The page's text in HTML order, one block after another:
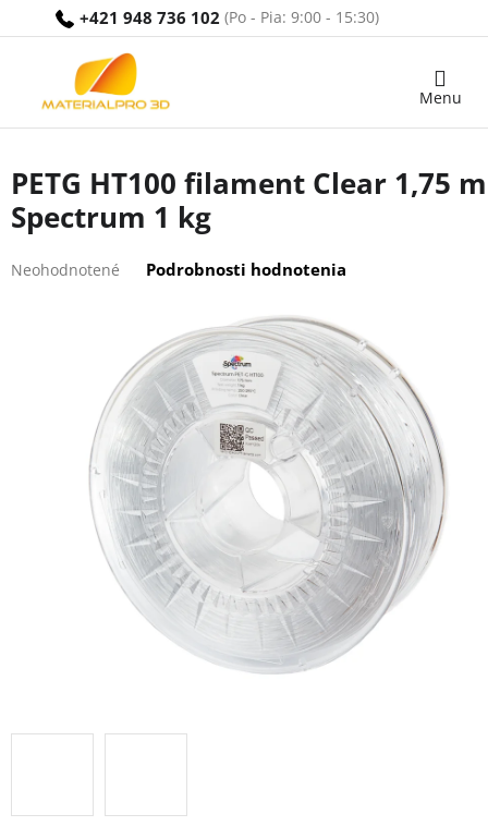
+421 948 736 102
Nákupný
PETG HT100 filament Clear 1,75
Spectrum 1 kg
hodnotenie
Neohodnotené Podrobnosti hodnotenia